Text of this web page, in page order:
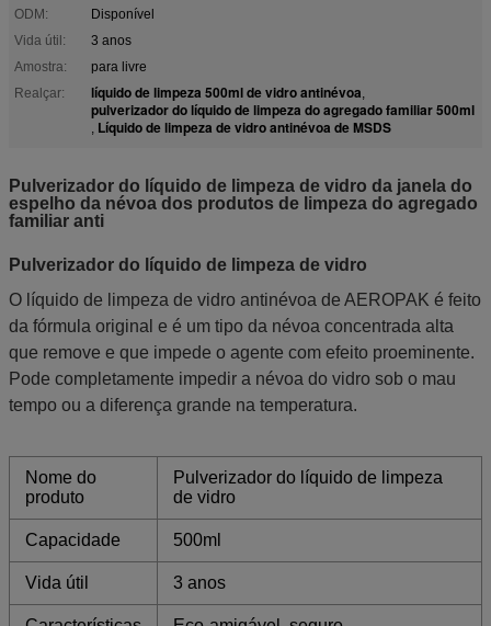
ODM:
Disponível
Vida útil:
3 anos
Amostra:
para livre
Realçar:
líquido de limpeza 500ml de vidro antinévoa,
pulverizador do líquido de limpeza do agregado familiar 500ml
, Líquido de limpeza de vidro antinévoa de MSDS
Pulverizador do líquido de limpeza de vidro da janela do
espelho da névoa dos produtos de limpeza do agregado
familiar anti
Pulverizador do líquido de limpeza de vidro
O líquido de limpeza de vidro antinévoa de AEROPAK é feito
da fórmula original e é um tipo da névoa concentrada alta
que remove e que impede o agente com efeito proeminente.
Pode completamente impedir a névoa do vidro sob o mau
tempo ou a diferença grande na temperatura.
Nome do
produto
Pulverizador do líquido de limpeza
de vidro
Capacidade 500ml
Vida útil 3 anos